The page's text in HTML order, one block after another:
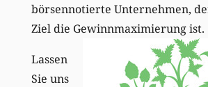
börsennotierte Unternehmen,
Ziel die Gewinnmaximierung ist.
Lassen
Sie uns